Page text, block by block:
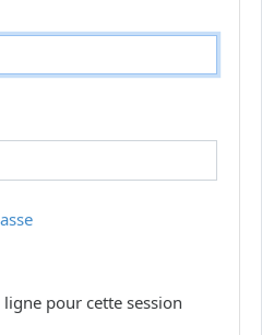
pour cette session